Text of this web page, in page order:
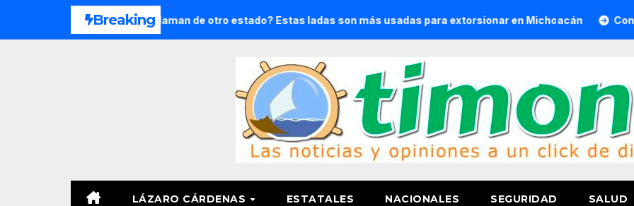
Breaking
¿Te llaman de otro estado? Estas ladas son más usadas para extorsionar en Michoacán Convoca
LÁZARO CÁRDENAS ESTATALES NACIONALES SEGURIDAD SALUD